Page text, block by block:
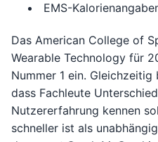
EMS-
Das American College of
Wearable Technology für
Nummer 1 ein.
dass Fachleute
Nutzererfahrung kennen
schneller ist als